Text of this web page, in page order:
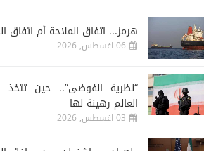
هرمز... اتفاق الملاحة أم اتفاق
06 اغسطس, 2026
“نظرية الفوضى”.. حين تتخذ
العالم رهينة لها
03 اغسطس, 2026